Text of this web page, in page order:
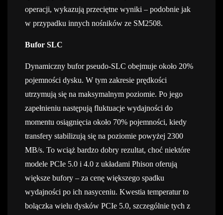
operacji, wykazują przeciętne wyniki – podobnie jak
w przypadku innych nośników ze SM2508.
Bufor SLC
Dynamiczny bufor pseudo-SLC obejmuje około 20%
pojemności dysku. W tym zakresie prędkości
utrzymują się na maksymalnym poziomie. Po jego
zapełnieniu następują fluktuacje wydajności do
momentu osiągnięcia około 70% pojemności, kiedy
transfery stabilizują się na poziomie powyżej 2300
MB/s. To wciąż bardzo dobry rezultat, choć niektóre
modele PCIe 5.0 i 4.0 z układami Phison oferują
większe bufory – za cenę większego spadku
wydajności po ich nasyceniu. Kwestia temperatur to
bolączka wielu dysków PCIe 5.0, szczególnie tych z